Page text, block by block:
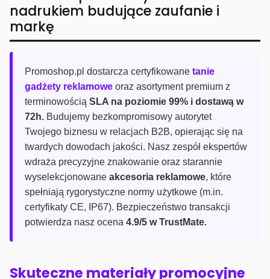
nadrukiem budujące zaufanie i
markę
Promoshop.pl dostarcza certyfikowane tanie
gadżety reklamowe oraz asortyment premium z
terminowością SLA na poziomie 99% i dostawą w
72h. Budujemy bezkompromisowy autorytet
Twojego biznesu w relacjach B2B, opierając się na
twardych dowodach jakości. Nasz zespół ekspertów
wdraża precyzyjne znakowanie oraz starannie
wyselekcjonowane akcesoria reklamowe, które
spełniają rygorystyczne normy użytkowe (m.in.
certyfikaty CE, IP67). Bezpieczeństwo transakcji
potwierdza nasz ocena 4.9/5 w TrustMate.
Skuteczne materiały promocyjne